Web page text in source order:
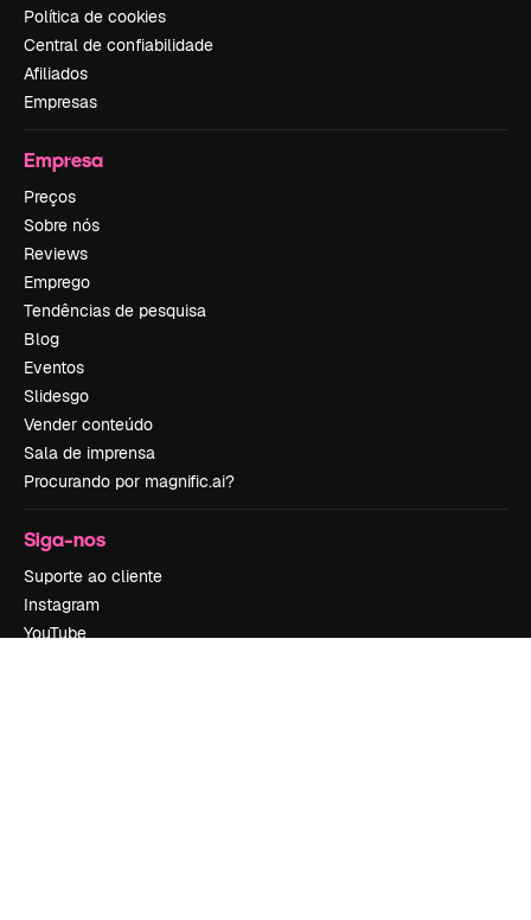
Política de cookies
Central de confiabilidade
Afiliados
Empresas
Empresa
Preços
Sobre nós
Reviews
Emprego
Tendências de pesquisa
Blog
Eventos
Slidesgo
Vender conteúdo
Sala de imprensa
Procurando por magnific.ai?
Siga-nos
Suporte ao cliente
Instagram
YouTube